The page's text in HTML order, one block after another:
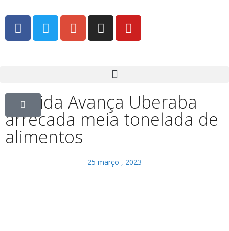
Corrida Avança Uberaba
arrecada meia tonelada de
alimentos
25 março , 2023